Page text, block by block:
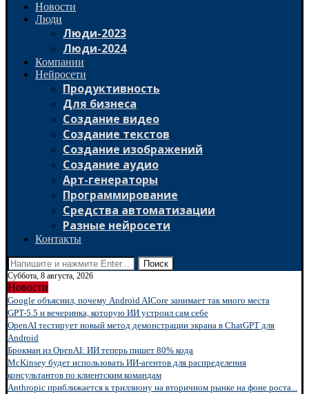
Новости
Люди
Люди-2023
Люди-2024
Компании
Нейросети
Продуктивность
Для бизнеса
Создание видео
Создание текстов
Создание изображений
Создание аудио
Арт-генераторы
Программирование
Средства автоматизации
Разные нейросети
Контакты
Поиск
Суббота, 8 августа, 2026
Новости
Google объяснил, почему Android AICore занимает так много места
GPT-5.5 и вечеринка, которую ИИ устроил сам себе
OpenAI тестирует новый метод демонстрации экрана в ChatGPT для
Android
Брокман из OpenAI: ИИ теперь пишет 80% кода
McKinsey будет использовать ИИ-агентов для распределения
консультантов по клиентским командам
Anthropic приближается к триллиону на вторичном рынке на фоне роста...